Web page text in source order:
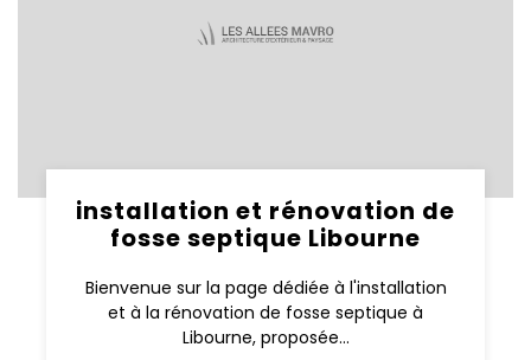
installation et rénovation de
fosse septique Libourne
Bienvenue sur la page dédiée à l'installation
et à la rénovation de fosse septique à
Libourne, proposée...